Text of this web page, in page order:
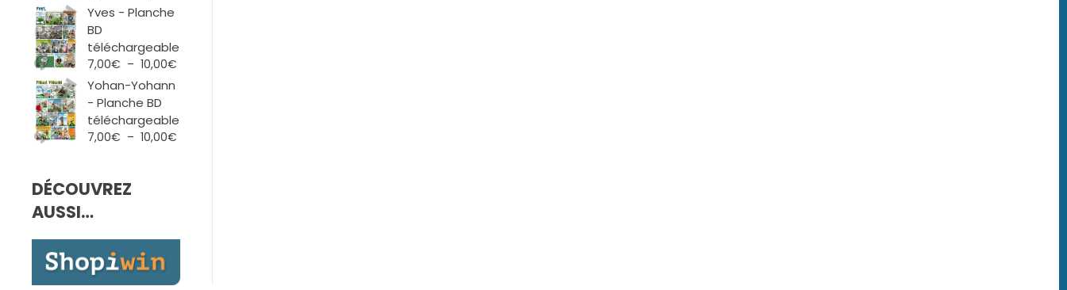
Yves - Planche
BD
téléchargeable
7,00€ – 10,00€
Yohan-Yohann
- Planche BD
téléchargeable
7,00€ – 10,00€
DÉCOUVREZ
AUSSI…